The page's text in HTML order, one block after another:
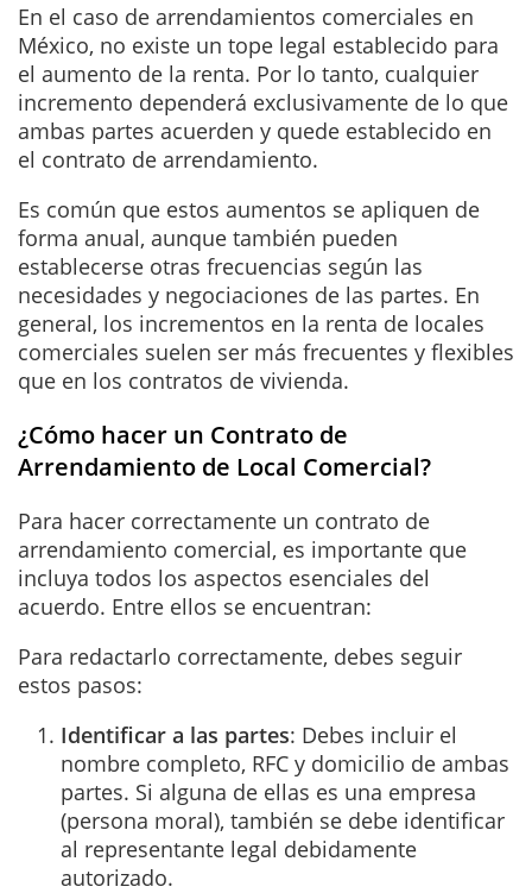
En el caso de arrendamientos comerciales en
México, no existe un tope legal establecido para
el aumento de la renta. Por lo tanto, cualquier
incremento dependerá exclusivamente de lo que
ambas partes acuerden y quede establecido en
el contrato de arrendamiento.
Es común que estos aumentos se apliquen de
forma anual, aunque también pueden
establecerse otras frecuencias según las
necesidades y negociaciones de las partes. En
general, los incrementos en la renta de locales
comerciales suelen ser más frecuentes y flexibles
que en los contratos de vivienda.
¿Cómo hacer un Contrato de
Arrendamiento de Local Comercial?
Para hacer correctamente un contrato de
arrendamiento comercial, es importante que
incluya todos los aspectos esenciales del
acuerdo. Entre ellos se encuentran:
Para redactarlo correctamente, debes seguir
estos pasos:
Identificar a las partes: Debes incluir el
nombre completo, RFC y domicilio de ambas
partes. Si alguna de ellas es una empresa
(persona moral), también se debe identificar
al representante legal debidamente
autorizado.